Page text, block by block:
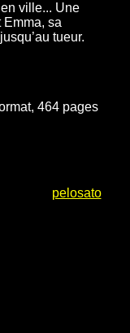
ville... Une
sa
tueur.
464 pages
pelosato